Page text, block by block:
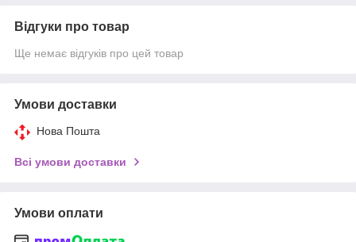
Відгуки про товар
Ще немає відгуків про цей товар
Умови доставки
Нова Пошта
Всі умови доставки
Умови оплати